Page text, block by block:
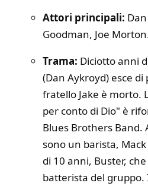
Attori principali:
Goodman, Joe
Trama: Diciotto anni
(Dan Aykroyd) esce
fratello Jake è morto.
per conto di Dio" è
Blues Brothers Band.
sono un barista,
di 10 anni, Buster,
batterista del